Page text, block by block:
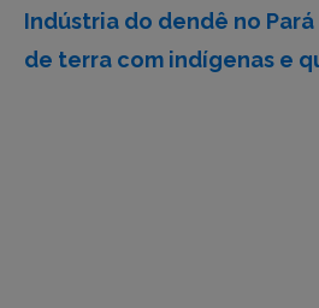
Indústria do dendê no
de terra com indígenas e